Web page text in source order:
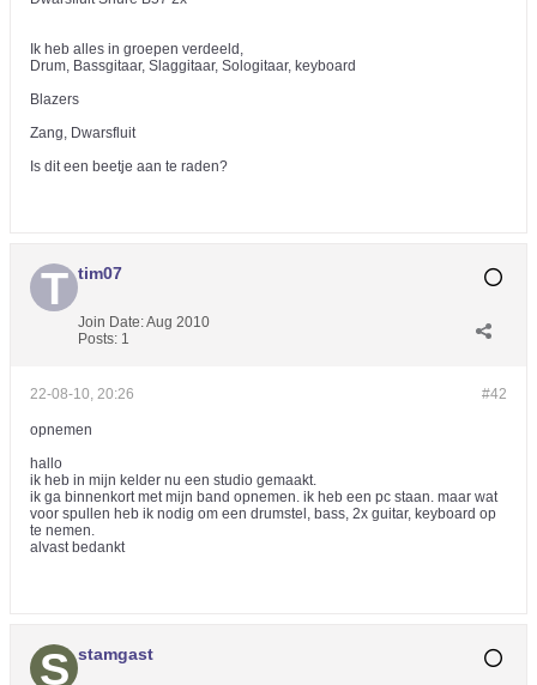
Ik heb alles in groepen verdeeld,
Drum, Bassgitaar, Slaggitaar, Sologitaar, keyboard
Blazers
Zang, Dwarsfluit
Is dit een beetje aan te raden?
tim07
Join Date:Aug 2010
Posts: 1
#42
22-08-10, 20:26
opnemen
hallo
ik heb in mijn kelder nu een studio gemaakt.
ik ga binnenkort met mijn band opnemen. ik heb een pc staan. maar wat
voor spullen heb ik nodig om een drumstel, bass, 2x guitar, keyboard op
te nemen.
alvast bedankt
stamgast